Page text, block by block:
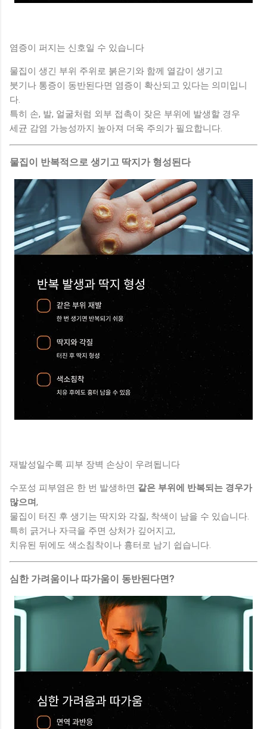
염증이 퍼지는 신호일 수 있습니다
물집이 생긴 부위 주위로 붉은기와 함께 열감이 생기고
붓기나 통증이 동반된다면 염증이 확산되고 있다는 의미입니
다.
특히 손, 발, 얼굴처럼 외부 접촉이 잦은 부위에 발생할 경우
세균 감염 가능성까지 높아져 더욱 주의가 필요합니다.
물집이 반복적으로 생기고 딱지가 형성된다
재발성일수록 피부 장벽 손상이 우려됩니다
수포성 피부염은 한 번 발생하면 같은 부위에 반복되는 경우가
많으며,
물집이 터진 후 생기는 딱지와 각질, 착색이 남을 수 있습니다.
특히 긁거나 자극을 주면 상처가 깊어지고,
치유된 뒤에도 색소침착이나 흉터로 남기 쉽습니다.
심한 가려움이나 따가움이 동반된다면?